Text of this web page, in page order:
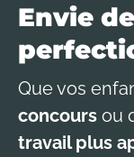
Envie
Que vos
concours ou
travail plus